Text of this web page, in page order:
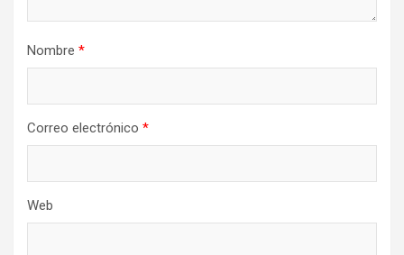
Nombre *
Correo electrónico *
Web